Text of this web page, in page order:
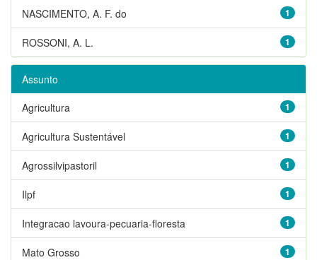
1
NASCIMENTO, A. F. do
1
ROSSONI, A. L.
Assunto
1
Agricultura
1
Agricultura Sustentável
1
Agrossilvipastoril
1
Ilpf
1
Integracao lavoura-pecuaria-floresta
1
Mato Grosso